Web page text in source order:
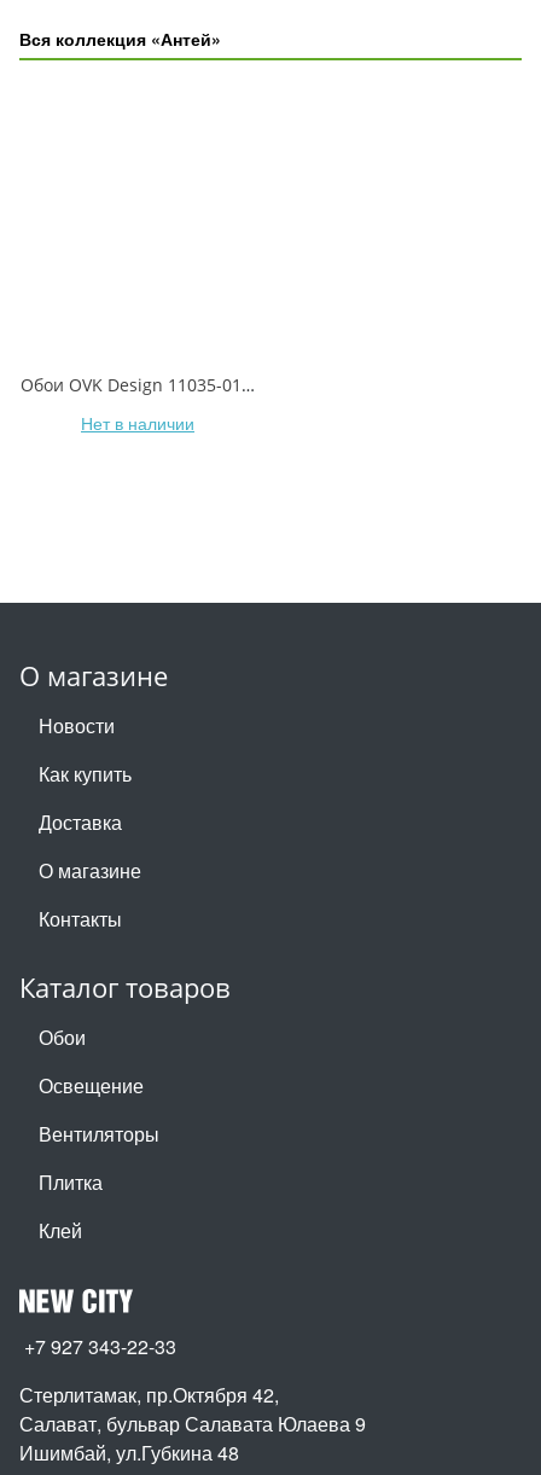
Вся коллекция «Антей»
Обои OVK Design 11035-01 Антей
Нет в наличии
О магазине
Новости
Как купить
Доставка
О магазине
Контакты
Каталог товаров
Обои
Освещение
Вентиляторы
Плитка
Клей
+7 927 343-22-33
Стерлитамак, пр.Октября 42,
Салават, бульвар Салавата Юлаева 9
Ишимбай, ул.Губкина 48